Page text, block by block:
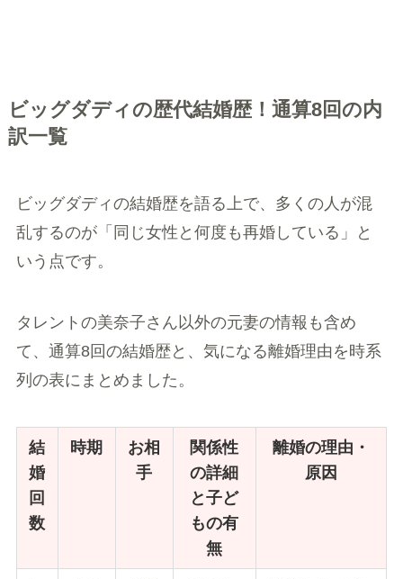
ビッグダディの歴代結婚歴！通算8回の内
訳一覧
ビッグダディの結婚歴を語る上で、多くの人が混
乱するのが「同じ女性と何度も再婚している」と
いう点です。
タレントの美奈子さん以外の元妻の情報も含め
て、通算8回の結婚歴と、気になる離婚理由を時系
列の表にまとめました。
結
婚
回
数
時期
お相
手
関係性
の詳細
と子ど
もの有
無
離婚の理由・
原因